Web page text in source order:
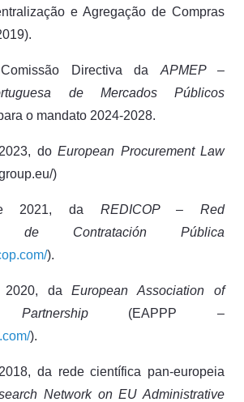
e Agregação de Compras
Directiva da APMEP –
de Mercados Públicos
o mandato 2024-2028.
do European Procurement Law
)
2021, da REDICOP – Red
de Contratación Pública
).
2020, daEuropean Association of
Partnership(EAPPP –
).
da rede científica pan-europeia
Network on EU Administrative